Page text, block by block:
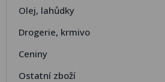
Olej, lahůdky
Drogerie, krmivo
Ceniny
Ostatní zboží